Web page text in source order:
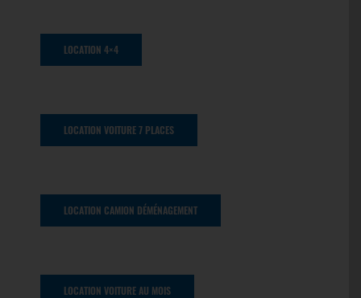
LOCATION 4×4
LOCATION VOITURE 7 PLACES
LOCATION CAMION DÉMÉNAGEMENT
LOCATION VOITURE AU MOIS